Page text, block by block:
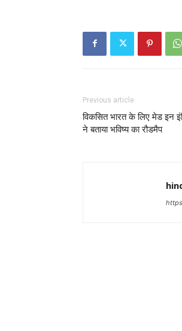
Previous article
विकसित भारत के लिए मेड इन
ने बताया भविष्य का रौडमैप